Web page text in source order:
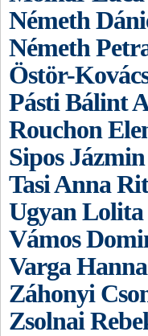
Németh
Németh
Östör-
Pásti Bálint
Rouchon
Sipos Jázmin
Tasi Anna
Ugyan Lolita
Vámos
Varga Hanna
Záhonyi
Zsolnai